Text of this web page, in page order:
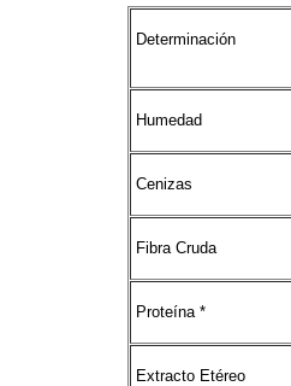
Determinación
Humedad
Cenizas
Fibra Cruda
Proteína *
Extracto Etéreo